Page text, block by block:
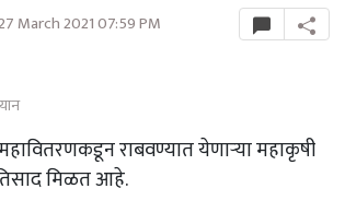
March 2021 07:59 PM
राबवण्यात येणाऱ्या महाकृषी
मिळत आहे.